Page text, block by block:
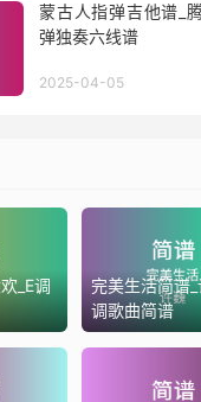
蒙古人指弹吉他谱_
弹独奏六线谱
2025-04-05
_E调
完美生活简谱_
调歌曲简谱